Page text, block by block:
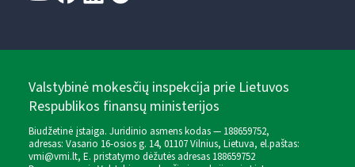
Valstybinė mokesčių inspekcija prie Lietuvos
Respublikos finansų ministerijos
Biudžetinė įstaiga. Juridinio asmens kodas — 188659752,
adresas: Vasario 16-osios g. 14, 01107 Vilnius, Lietuva, el.paštas:
vmi@vmi.lt, E. pristatymo dėžutės adresas 188659752